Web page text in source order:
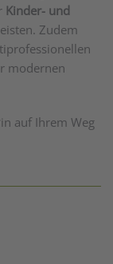
Kinder- und
Zudem
modernen
auf Ihrem Weg